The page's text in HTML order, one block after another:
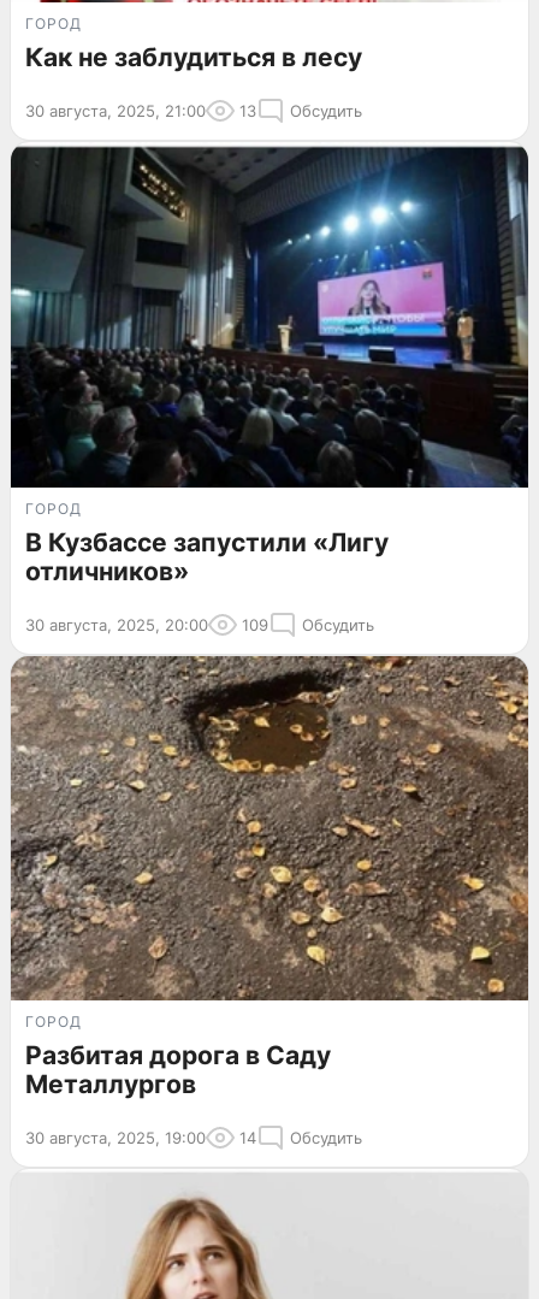
ГОРОД
Как не заблудиться в лесу
30 августа, 2025, 21:00 13 Обсудить
ГОРОД
В Кузбассе запустили «Лигу
отличников»
30 августа, 2025, 20:00 109 Обсудить
ГОРОД
Разбитая дорога в Саду
Металлургов
30 августа, 2025, 19:00 14 Обсудить